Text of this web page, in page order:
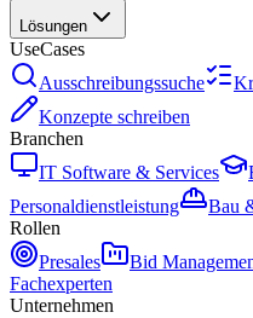
Lösungen
UseCases
Ausschreibungssuche
Konzepte schreiben
Branchen
IT Software & Services
Personaldienstleistung
Bau
Rollen
Presales
Bid
Fachexperten
Unternehmen